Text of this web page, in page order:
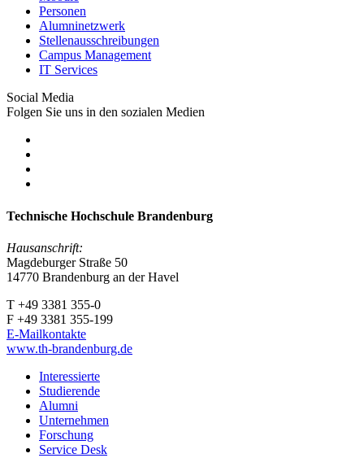
Personen
Alumninetzwerk
Stellenausschreibungen
Campus Management
IT Services
Social Media
Folgen Sie uns in den sozialen Medien
Technische Hochschule Brandenburg
Hausanschrift:
Magdeburger Straße 50
14770 Brandenburg an der Havel
T +49 3381 355-0
F +49 3381 355-199
E-Mailkontakte
www.th-brandenburg.de
Interessierte
Studierende
Alumni
Unternehmen
Forschung
Service Desk